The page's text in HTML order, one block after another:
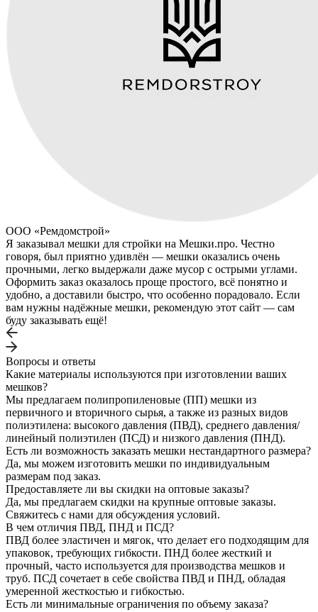
ООО «Ремдомстрой»
Я заказывал мешки для стройки на Мешки.про. Честно
говоря, был приятно удивлён — мешки оказались очень
прочными, легко выдержали даже мусор с острыми углами.
Оформить заказ оказалось проще простого, всё понятно и
удобно, а доставили быстро, что особенно порадовало. Если
вам нужны надёжные мешки, рекомендую этот сайт — сам
буду заказывать ещё!
Вопросы и ответы
Какие материалы используются при изготовлении ваших
мешков?
Мы предлагаем полипропиленовые (ПП) мешки из
первичного и вторичного сырья, а также из разных видов
полиэтилена: высокого давления (ПВД), среднего давления/
линейный полиэтилен (ПСД) и низкого давления (ПНД).
Есть ли возможность заказать мешки нестандартного размера?
Да, мы можем изготовить мешки по индивидуальным
размерам под заказ.
Предоставляете ли вы скидки на оптовые заказы?
Да, мы предлагаем скидки на крупные оптовые заказы.
Свяжитесь с нами для обсуждения условий.
В чем отличия ПВД, ПНД и ПСД?
ПВД более эластичен и мягок, что делает его подходящим для
упаковок, требующих гибкости. ПНД более жесткий и
прочный, часто используется для производства мешков и
труб. ПСД сочетает в себе свойства ПВД и ПНД, обладая
умеренной жесткостью и гибкостью.
Есть ли минимальные ограничения по объему заказа?